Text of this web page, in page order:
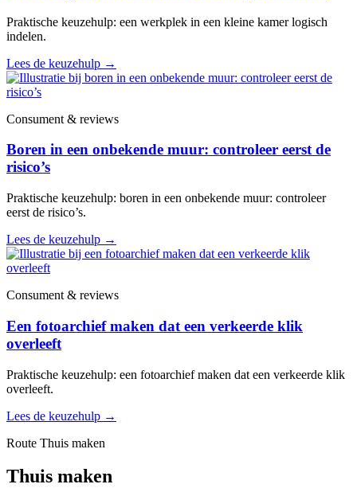
Praktische keuzehulp: een werkplek in een kleine kamer logisch
indelen.
Lees de keuzehulp →
Consument & reviews
Boren in een onbekende muur: controleer eerst de
risico’s
Praktische keuzehulp: boren in een onbekende muur: controleer
eerst de risico’s.
Lees de keuzehulp →
Consument & reviews
Een fotoarchief maken dat een verkeerde klik
overleeft
Praktische keuzehulp: een fotoarchief maken dat een verkeerde klik
overleeft.
Lees de keuzehulp →
Route Thuis maken
Thuis maken